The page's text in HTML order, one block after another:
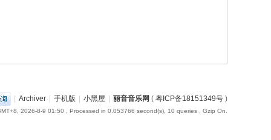
| Archiver | 手机版 | 小黑屋 | 丽音音乐网 ( 粤ICP备18151349号 )
2026-8-9 01:50 , Processed in 0.053766 second(s), 10 queries , Gzip On.